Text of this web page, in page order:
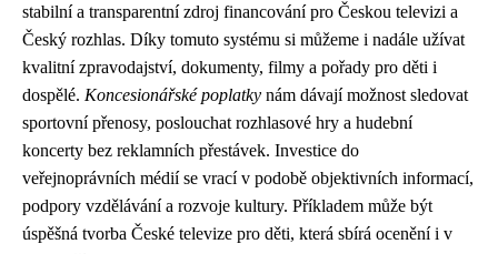
stabilní a transparentní zdroj financování pro Českou televizi a
Český rozhlas. Díky tomuto systému si můžeme i nadále užívat
kvalitní zpravodajství, dokumenty, filmy a pořady pro děti i
dospělé. Koncesionářské poplatky nám dávají možnost sledovat
sportovní přenosy, poslouchat rozhlasové hry a hudební
koncerty bez reklamních přestávek. Investice do
veřejnoprávních médií se vrací v podobě objektivních informací,
podpory vzdělávání a rozvoje kultury. Příkladem může být
úspěšná tvorba České televize pro děti, která sbírá ocenění i v